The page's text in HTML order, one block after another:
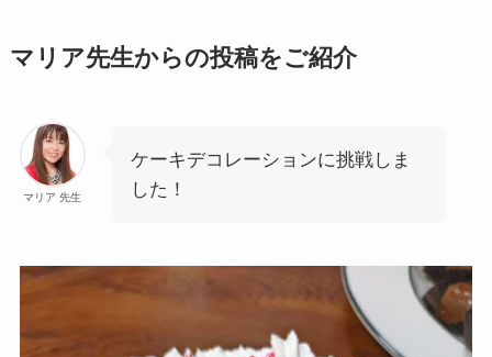
マリア先生からの投稿をご紹介
マリア 先生
ケーキデコレーションに挑戦しま
した！